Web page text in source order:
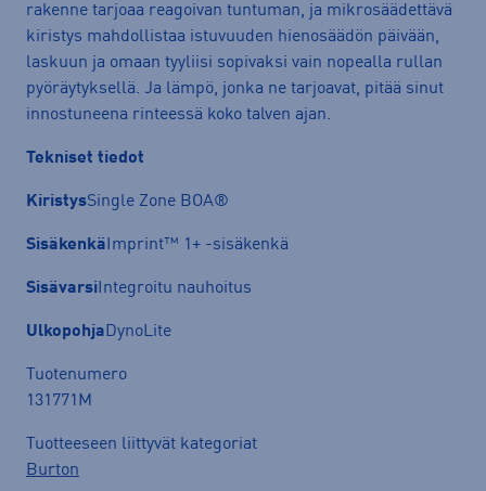
rakenne tarjoaa reagoivan tuntuman, ja mikrosäädettävä
kiristys mahdollistaa istuvuuden hienosäädön päivään,
laskuun ja omaan tyyliisi sopivaksi vain nopealla rullan
pyöräytyksellä. Ja lämpö, jonka ne tarjoavat, pitää sinut
innostuneena rinteessä koko talven ajan.
Tekniset tiedot
KiristysSingle Zone BOA®
Sisäkenkä Imprint™ 1+ -sisäkenkä
Sisävarsi Integroitu nauhoitus
Ulkopohja DynoLite
Tuotenumero
131771M
Tuotteeseen liittyvät kategoriat
Burton